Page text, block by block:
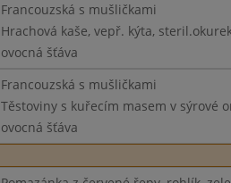
Francouzská s mušličkami
Hrachová kaše, vepř. kýta,
ovocná šťáva
Francouzská s mušličkami
Těstoviny s kuřecím masem v sýrové
ovocná šťáva